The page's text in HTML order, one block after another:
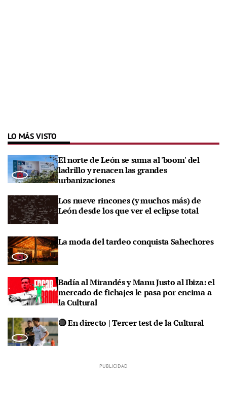
LO MÁS VISTO
El norte de León se suma al 'boom' del
ladrillo y renacen las grandes
urbanizaciones
Los nueve rincones (y muchos más) de
León desde los que ver el eclipse total
La moda del tardeo conquista Sahechores
Badía al Mirandés y Manu Justo al Ibiza: el
mercado de fichajes le pasa por encima a
la Cultural
🔴 En directo | Tercer test de la Cultural